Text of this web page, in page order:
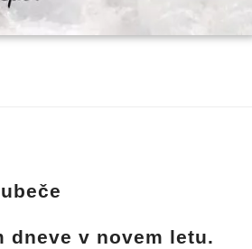
dneve v novem letu.